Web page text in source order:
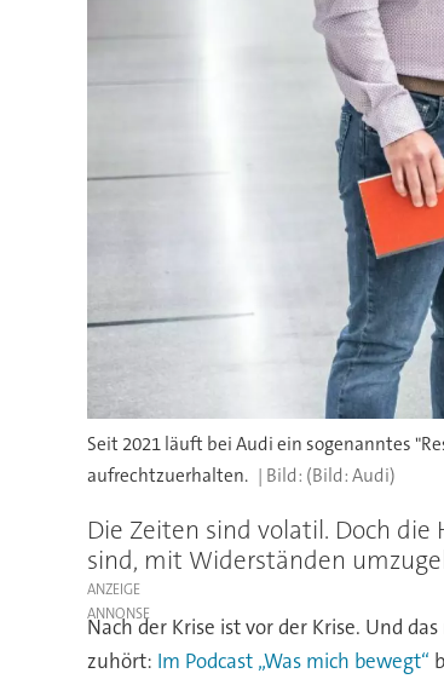
Seit 2021 läuft bei Audi ein sogenanntes
aufrechtzuerhalten.
(Bild: Audi)
Die Zeiten sind volatil. Doch
sind, mit Widerständen
ANZEIGE
Nach der Krise ist vor der Krise. Und
zuhört: Im Podcast „Was mich bewegt“